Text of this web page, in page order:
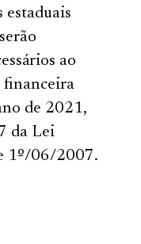
estaduais
ao
financeira
de 2021,
da Lei
1º/06/2007.